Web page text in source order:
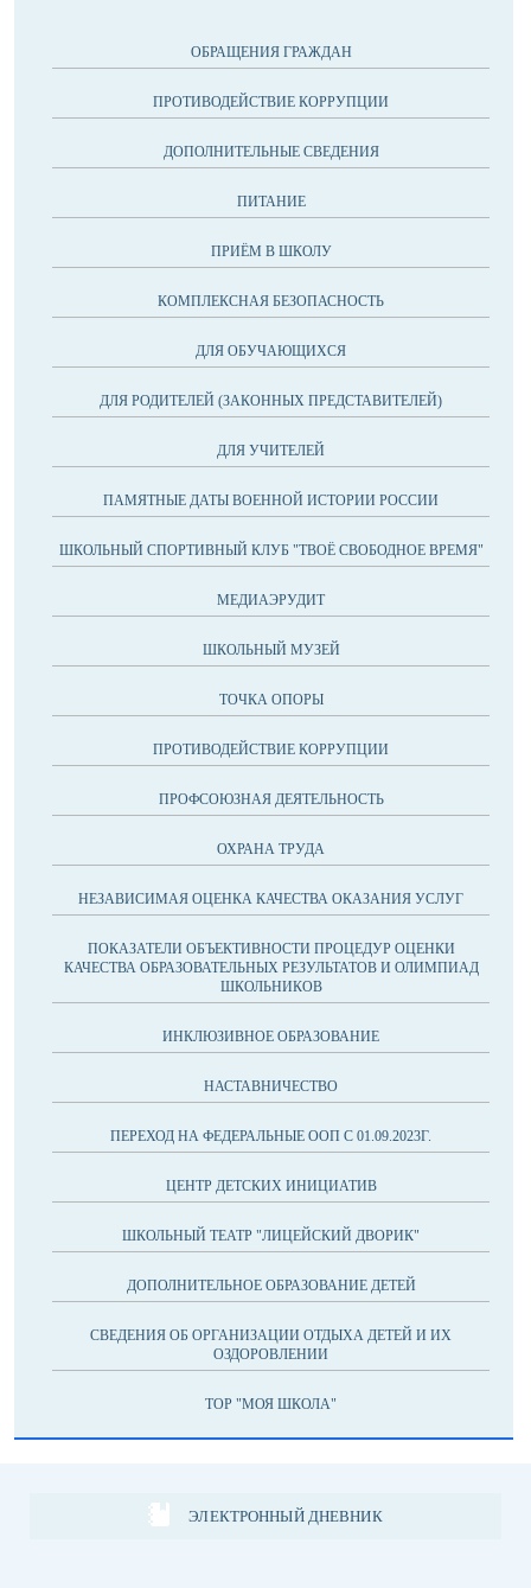
ОБРАЩЕНИЯ ГРАЖДАН
ПРОТИВОДЕЙСТВИЕ КОРРУПЦИИ
ДОПОЛНИТЕЛЬНЫЕ СВЕДЕНИЯ
ПИТАНИЕ
ПРИЁМ В ШКОЛУ
КОМПЛЕКСНАЯ БЕЗОПАСНОСТЬ
ДЛЯ ОБУЧАЮЩИХСЯ
ДЛЯ РОДИТЕЛЕЙ (ЗАКОННЫХ ПРЕДСТАВИТЕЛЕЙ)
ДЛЯ УЧИТЕЛЕЙ
ПАМЯТНЫЕ ДАТЫ ВОЕННОЙ ИСТОРИИ РОССИИ
ШКОЛЬНЫЙ СПОРТИВНЫЙ КЛУБ "ТВОЁ СВОБОДНОЕ ВРЕМЯ"
МЕДИАЭРУДИТ
ШКОЛЬНЫЙ МУЗЕЙ
ТОЧКА ОПОРЫ
ПРОТИВОДЕЙСТВИЕ КОРРУПЦИИ
ПРОФСОЮЗНАЯ ДЕЯТЕЛЬНОСТЬ
ОХРАНА ТРУДА
НЕЗАВИСИМАЯ ОЦЕНКА КАЧЕСТВА ОКАЗАНИЯ УСЛУГ
ПОКАЗАТЕЛИ ОБЪЕКТИВНОСТИ ПРОЦЕДУР ОЦЕНКИ
КАЧЕСТВА ОБРАЗОВАТЕЛЬНЫХ РЕЗУЛЬТАТОВ И ОЛИМПИАД
ШКОЛЬНИКОВ
ИНКЛЮЗИВНОЕ ОБРАЗОВАНИЕ
НАСТАВНИЧЕСТВО
ПЕРЕХОД НА ФЕДЕРАЛЬНЫЕ ООП С 01.09.2023Г.
ЦЕНТР ДЕТСКИХ ИНИЦИАТИВ
ШКОЛЬНЫЙ ТЕАТР "ЛИЦЕЙСКИЙ ДВОРИК"
ДОПОЛНИТЕЛЬНОЕ ОБРАЗОВАНИЕ ДЕТЕЙ
СВЕДЕНИЯ ОБ ОРГАНИЗАЦИИ ОТДЫХА ДЕТЕЙ И ИХ
ОЗДОРОВЛЕНИИ
ТОР "МОЯ ШКОЛА"
ЭЛЕКТРОННЫЙ ДНЕВНИК